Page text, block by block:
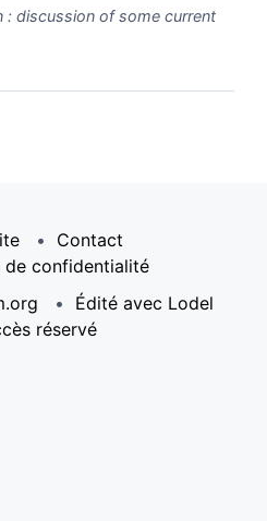
: discussion of some current
Contact
de confidentialité
Édité avec Lodel
réservé